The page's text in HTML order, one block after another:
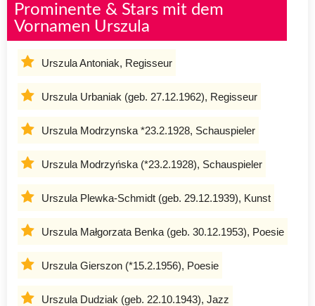
Prominente & Stars mit dem
Vornamen Urszula
Urszula Antoniak, Regisseur
Urszula Urbaniak (geb. 27.12.1962), Regisseur
Urszula Modrzynska *23.2.1928, Schauspieler
Urszula Modrzyńska (*23.2.1928), Schauspieler
Urszula Plewka-Schmidt (geb. 29.12.1939), Kunst
Urszula Małgorzata Benka (geb. 30.12.1953), Poesie
Urszula Gierszon (*15.2.1956), Poesie
Urszula Dudziak (geb. 22.10.1943), Jazz